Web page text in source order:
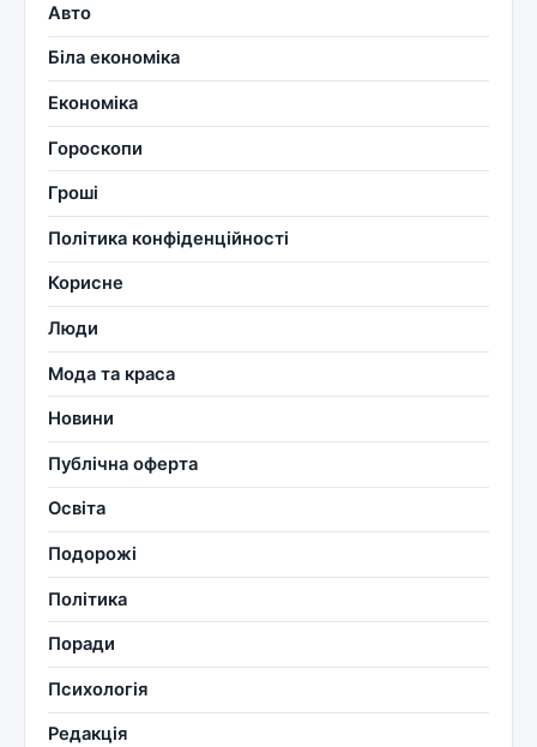
Авто
Біла економіка
Економіка
Гороскопи
Гроші
Політика конфіденційності
Корисне
Люди
Мода та краса
Новини
Публічна оферта
Освіта
Подорожі
Політика
Поради
Психологія
Редакція